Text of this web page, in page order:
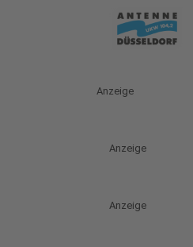
Anzeige
Anzeige
Anzeige